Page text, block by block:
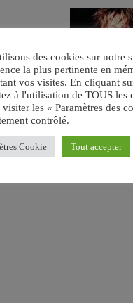
des cookies sur notre
la plus pertinente en
vos visites. En cliquant
à l'utilisation de TOUS les
les « Paramètres des
contrôlé.
Cookie Tout accepter